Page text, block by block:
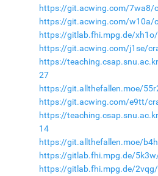
https://git.acwing.com/7wa8/
https://git.acwing.com/w10a/
https://gitlab.fhi.mpg.de/
https://git.acwing.com/j1se/
https://
27
https://git.allthefallen.moe/
https://git.acwing.com/e9tt/
https://
14
https://git.allthefallen.moe/
https://gitlab.fhi.mpg.de/
https://gitlab.fhi.mpg.de/